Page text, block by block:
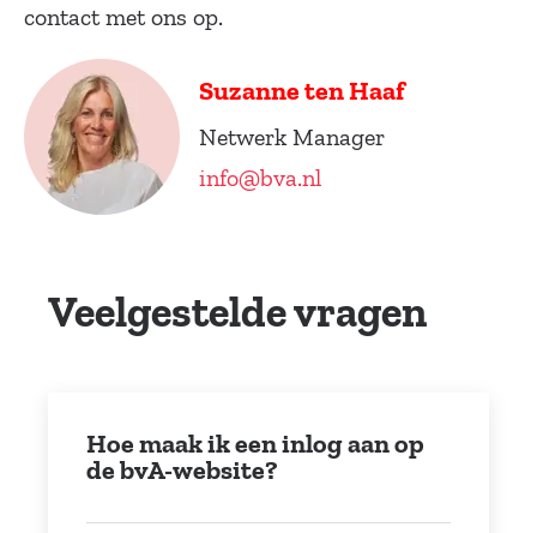
contact met ons op.
Suzanne ten Haaf
Netwerk Manager
info@bva.nl
Veelgestelde vragen
Hoe maak ik een inlog aan op
de bvA-website?